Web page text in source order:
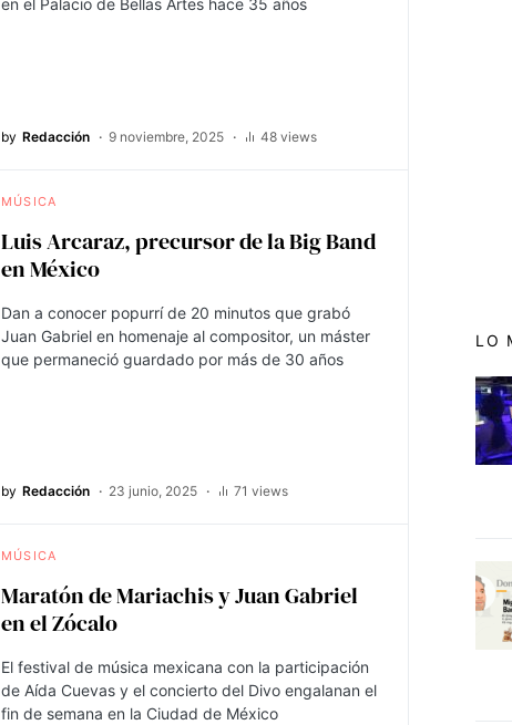
en el Palacio de Bellas Artes hace 35 años
by Redacción 9 noviembre, 2025 48 views
MÚSICA
Luis Arcaraz, precursor de la Big Band
en México
Dan a conocer popurrí de 20 minutos que grabó
Juan Gabriel en homenaje al compositor, un máster
que permaneció guardado por más de 30 años
by Redacción 23 junio, 2025 71 views
MÚSICA
Maratón de Mariachis y Juan Gabriel
en el Zócalo
El festival de música mexicana con la participación
de Aída Cuevas y el concierto del Divo engalanan el
fin de semana en la Ciudad de México
LO